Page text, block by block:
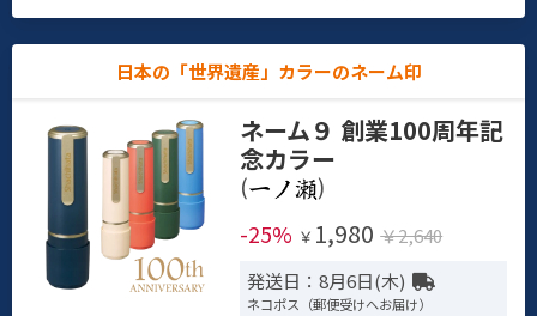
日本の「世界遺産」カラーのネーム印
ネーム９ 創業100周年記
念カラー
(
)
-25% ￥ 1,980 ￥2,640
発送日：8月6日(木)
ネコポス（郵便受けへお届け）